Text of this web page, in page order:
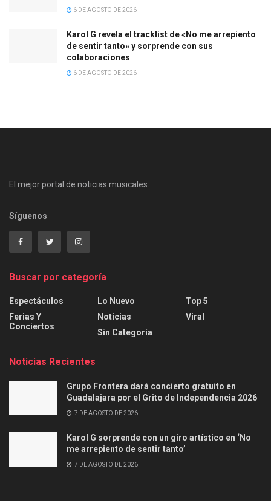
6 DE AGOSTO DE 2026
Karol G revela el tracklist de «No me arrepiento
de sentir tanto» y sorprende con sus
colaboraciones
6 DE AGOSTO DE 2026
El mejor portal de noticias musicales.
Síguenos
Buscar por categoría
Espectáculos
Ferias Y
Conciertos
Lo Nuevo
Noticias
Sin Categoría
Top 5
Viral
Noticias Recientes
Grupo Frontera dará concierto gratuito en
Guadalajara por el Grito de Independencia 2026
7 DE AGOSTO DE 2026
Karol G sorprende con un giro artístico en ‘No
me arrepiento de sentir tanto’
7 DE AGOSTO DE 2026